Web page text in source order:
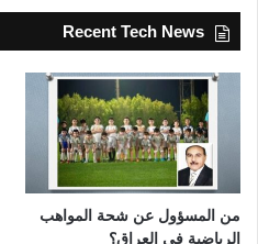
Recent Tech News
من المسؤول عن شحة المواهب
الرياضية في العراق؟